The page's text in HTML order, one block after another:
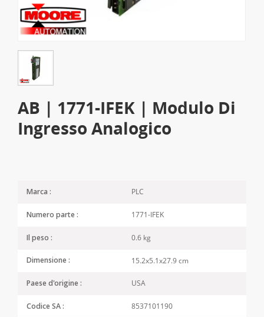
AB | 1771-IFEK | Modulo Di
Ingresso Analogico
Marca : PLC
Numero parte : 1771-IFEK
Il peso : 0.6 kg
Dimensione : 15.2x5.1x27.9 cm
Paese d'origine : USA
Codice SA : 8537101190